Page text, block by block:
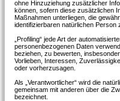
ohne Hinzuziehung zusätzlicher
können, sofern diese zusätzlichen
Maßnahmen unterliegen, die
identifizierbaren natürlichen Person
„Profiling“ jede Art der
personenbezogenen Daten
beziehen, zu bewerten,
Vorlieben, Interessen,
oder vorherzusagen.
Als „Verantwortlicher“ wird die
gemeinsam mit anderen über die
bezeichnet.